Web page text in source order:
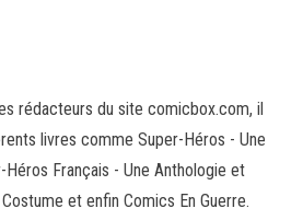
rédacteurs du site comicbox.com, il
livres comme Super-Héros - Une
Français - Une Anthologie et
et enfin Comics En Guerre.